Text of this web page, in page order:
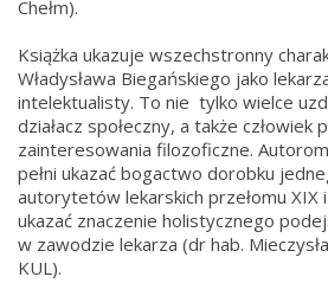
Chełm).
Książka ukazuje wszechstronny
Władysława Biegańskiego jako
intelektualisty. To nie tylko wielce
działacz społeczny, a także człowiek
zainteresowania filozoficzne.
pełni ukazać bogactwo dorobku
autorytetów lekarskich przełomu XIX
ukazać znaczenie holistycznego
w zawodzie lekarza (dr hab.
KUL).